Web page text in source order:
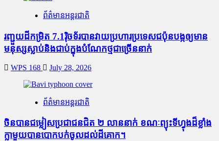
ព័ត៌មានអន្តរជាតិ
រញ្ជួយដីកម្រិត​ 7.1រ៉ិចទ័របានវាយប្រហារប្រទេសជប៉ុនបង្កឲ្យមាន
មនុស្សស្លាប់​និង​ជាប់ក្នុងបំណែកថ្មជាច្រើននាក់
WPS 168 July 28, 2026
ព័ត៌មានអន្តរជាតិ
ចិនបានជម្លៀសប្រជាជនជិត ២ លាននាក់ ខណៈព្យុះទីហ្វុងដ៏ខ្លាំង
ក្លាមួយបានបោកបក់ចូលដល់ដីគោក។